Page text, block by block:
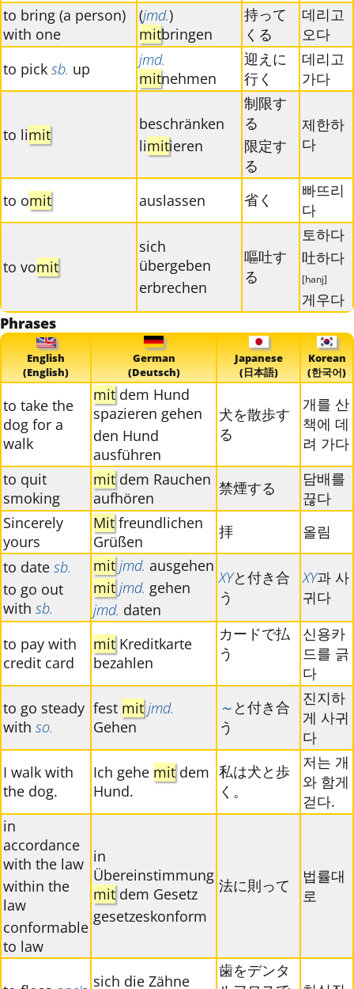
to bring (a person)
with one
(jmd.)
mitbringen
持って
くる
데리고
오다
to pick sb. up
jmd.
mitnehmen
迎えに
行く
데리고
가다
to limit
beschränken
limitieren
制限す
る
限定す
る
제한하
다
to omit auslassen 省く
빠뜨리
다
to vomit
sich
übergeben
erbrechen
嘔吐す
る
토하다
吐하다
[hanj]
게우다
Phrases
English
(English)
German
(Deutsch)
Japanese
(日本語)
Korean
(한국어)
to take the
dog for a
walk
mit dem Hund
spazieren gehen
den Hund
ausführen
犬を散歩す
る
개를 산
책에 데
려 가다
to quit
smoking
mit dem Rauchen
aufhören
禁煙する
담배를
끊다
Sincerely
yours
Mit freundlichen
Grüßen
拝
올림
to date sb.
to go out
with sb.
mit jmd. ausgehen
mit jmd. gehen
jmd. daten
XYと付き合
う
XY과 사
귀다
to pay with
credit card
mit Kreditkarte
bezahlen
カードで払
う
신용카
드를 긁
다
to go steady
with so.
fest mit jmd.
Gehen
～ と付き合
う
진지하
게 사귀
다
I walk with
the dog.
Ich gehe mit dem
Hund.
私は犬と歩
く。
저는 개
와 함게
걷다.
in
accordance
with the law
within the
law
conformable
to law
in
Übereinstimmung
mit dem Gesetz
gesetzeskonform
法に則って
법률대
로
sich die Zähne
歯をデンタ